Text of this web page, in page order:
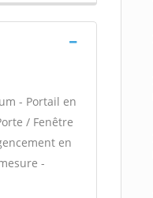
- Portail en
/ Fenêtre
en
-